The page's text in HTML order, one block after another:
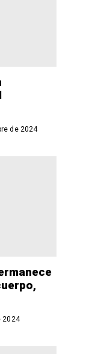
de 2024
2024